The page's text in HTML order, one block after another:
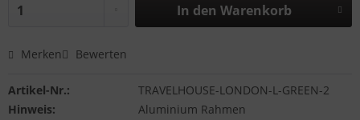
In den Warenkorb
Merken Bewerten
Artikel-Nr.:
TRAVELHOUSE-LONDON-L-GREEN-2
Hinweis:
Aluminium Rahmen